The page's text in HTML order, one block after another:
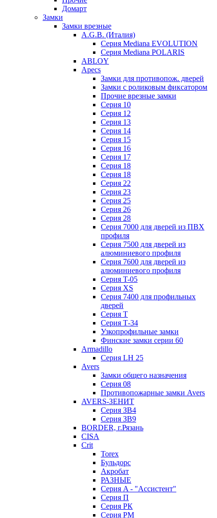
Домарт
Замки
Замки врезные
A.G.B. (Италия)
Серия Mediana EVOLUTION
Серия Mediana POLARIS
ABLOY
Apecs
Замки для противопож. дверей
Замки с роликовым фиксатором
Прочие врезные замки
Серия 10
Серия 12
Серия 13
Серия 14
Серия 15
Серия 16
Серия 17
Серия 18
Серия 18
Серия 22
Серия 23
Серия 25
Серия 26
Серия 28
Серия 7000 для дверей из ПВХ
профиля
Серия 7500 для дверей из
алюминиевого профиля
Серия 7600 для дверей из
алюминиевого профиля
Серия T-05
Серия XS
Серия 7400 для профильных
дверей
Серия Т
Серия Т-34
Узкопрофильные замки
Финские замки серии 60
Armadillo
Серия LH 25
Avers
Замки общего назначения
Серия 08
Противопожарные замки Avers
AVERS-ЗЕНИТ
Серия ЗВ4
Серия ЗВ9
BORDER, г.Рязань
CISA
Crit
Torex
Бульдорс
Акробат
РАЗНЫЕ
Серия A - "Ассистент"
Серия П
Серия РК
Серия РМ